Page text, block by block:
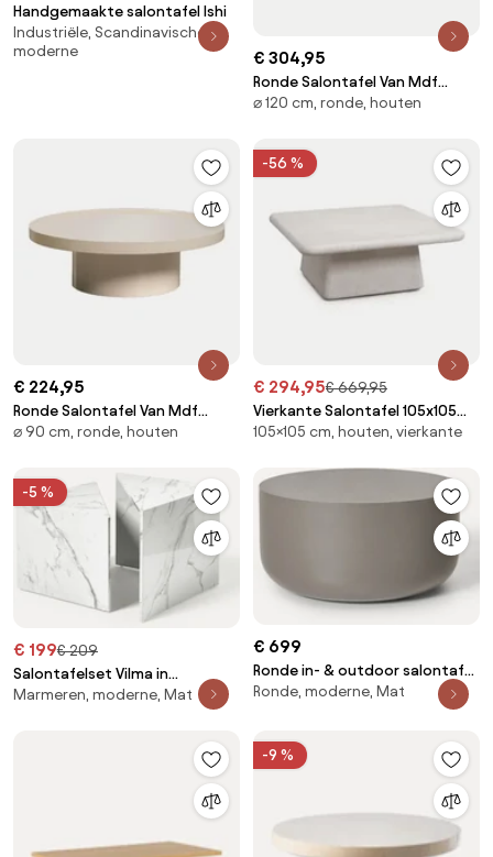
Handgemaakte salontafel Ishi
Industriële, Scandinavische,
moderne
€ 304,95
Ronde Salontafel Van Mdf
Cirela Ø120 Cm - Sklum
⌀ 120 cm, ronde, houten
€ 224,95
Ronde Salontafel Van Mdf
Cirela Ø90 Cm - Sklum
⌀ 90 cm, ronde, houten
-56 %
€ 294,95€ 669,95
Vierkante Salontafel 105x105
Cm In Cement Maelis Lichtgrijs
105×105 cm, houten, vierkante
-5 %
€ 199€ 209
Salontafelset Vilma in
marmerlook, 2-delig
Marmeren, moderne, Mat
€ 699
Ronde in- & outdoor salontafel
Rona
Ronde, moderne, Mat
-9 %